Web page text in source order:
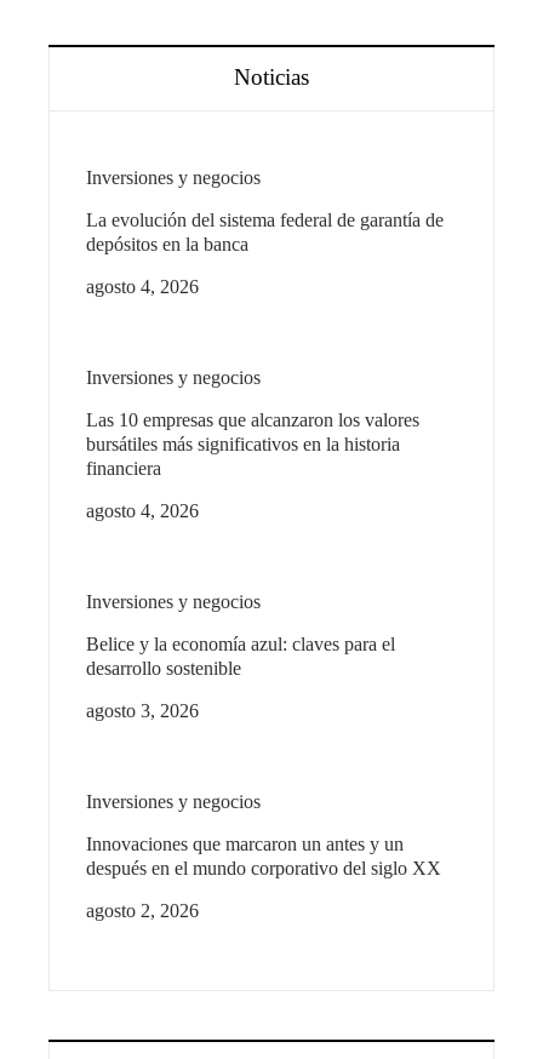
Noticias
Inversiones y negocios
La evolución del sistema federal de garantía de
depósitos en la banca
agosto 4, 2026
Inversiones y negocios
Las 10 empresas que alcanzaron los valores
bursátiles más significativos en la historia
financiera
agosto 4, 2026
Inversiones y negocios
Belice y la economía azul: claves para el
desarrollo sostenible
agosto 3, 2026
Inversiones y negocios
Innovaciones que marcaron un antes y un
después en el mundo corporativo del siglo XX
agosto 2, 2026